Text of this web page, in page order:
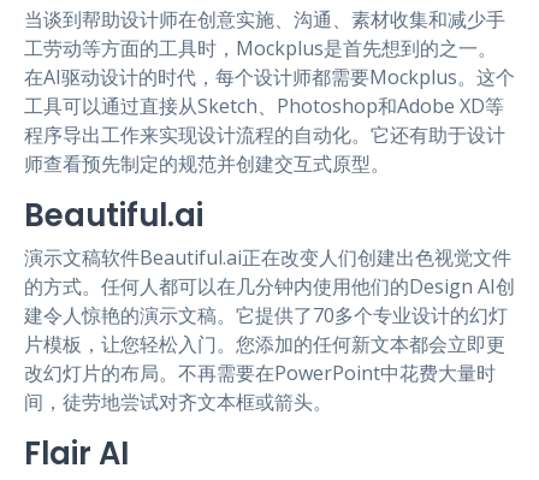
当谈到帮助设计师在创意实施、沟通、素材收集和减少手
工劳动等方面的工具时，Mockplus是首先想到的之一。
在AI驱动设计的时代，每个设计师都需要Mockplus。这个
工具可以通过直接从Sketch、Photoshop和Adobe XD等
程序导出工作来实现设计流程的自动化。它还有助于设计
师查看预先制定的规范并创建交互式原型。
Beautiful.ai
演示文稿软件Beautiful.ai正在改变人们创建出色视觉文件
的方式。任何人都可以在几分钟内使用他们的Design AI创
建令人惊艳的演示文稿。它提供了70多个专业设计的幻灯
片模板，让您轻松入门。您添加的任何新文本都会立即更
改幻灯片的布局。不再需要在PowerPoint中花费大量时
间，徒劳地尝试对齐文本框或箭头。
Flair AI